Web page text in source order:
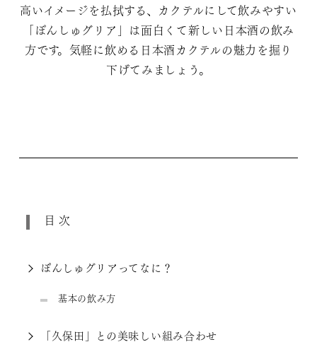
高いイメージを払拭する、カクテルにして飲みやすい
「ぽんしゅグリア」は面白くて新しい日本酒の飲み
方です。気軽に飲める日本酒カクテルの魅力を掘り
下げてみましょう。
目次
ぽんしゅグリアってなに？
基本の飲み方
「久保田」との美味しい組み合わせ